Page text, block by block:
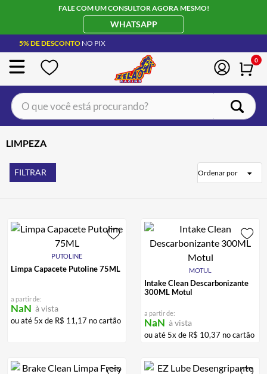
FALE COM UM CONSULTOR AGORA MESMO!
WHATSAPP
5% DE DESCONTO NO PIX
0
O que você está procurando?
LIMPEZA
FILTRAR Ordenar por
PUTOLINE
Limpa Capacete Putoline 75ML
a partir de:
NaN à vista
ou até 5x de R$ 11,17 no cartão
MOTUL
Intake Clean Descarbonizante
300ML Motul
a partir de:
NaN à vista
ou até 5x de R$ 10,37 no cartão
1 º CAPACETE LS2
2º BOTA
5º LUVA
BAU
7º ALPINESTAR
8º
9º CALÇA